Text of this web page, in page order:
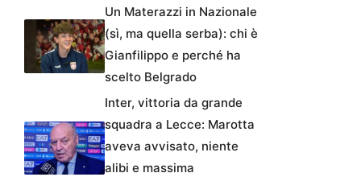
Un Materazzi in Nazionale
(sì, ma quella serba): chi è
Gianfilippo e perché ha
scelto Belgrado
Inter, vittoria da grande
squadra a Lecce: Marotta
aveva avvisato, niente
alibi e massima